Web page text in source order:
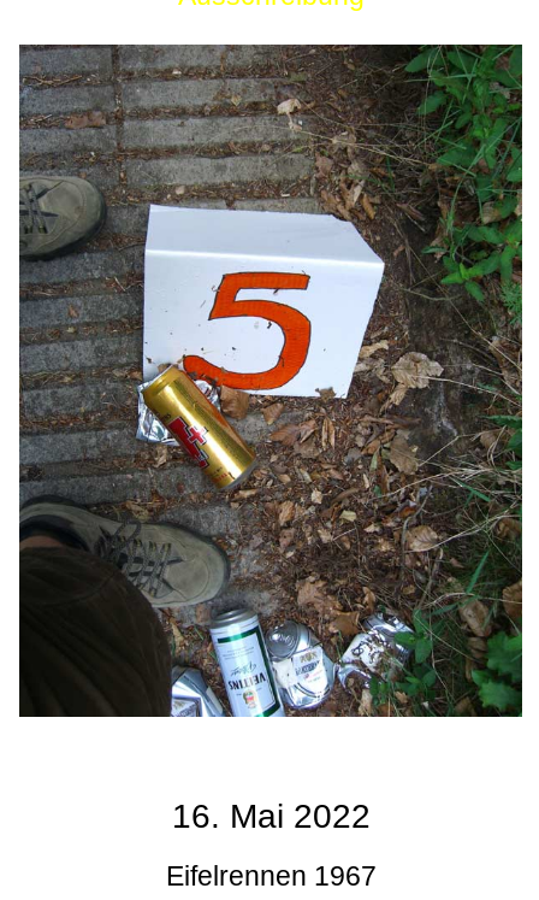
16. Mai 2022
Eifelrennen 1967